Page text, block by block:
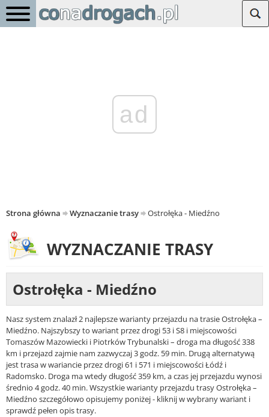
ad
Strona główna Wyznaczanie trasy Ostrołęka - Miedźno
WYZNACZANIE TRASY
Ostrołęka - Miedźno
Nasz system znalazł 2 najlepsze warianty przejazdu na trasie Ostrołęka –
Miedźno. Najszybszy to wariant przez drogi 53 i S8 i miejscowości
Tomaszów Mazowiecki i Piotrków Trybunalski – droga ma długość 338
km i przejazd zajmie nam zazwyczaj 3 godz. 59 min. Drugą alternatywą
jest trasa w wariancie przez drogi 61 i 571 i miejscowości Łódź i
Radomsko. Droga ma wtedy długość 359 km, a czas jej przejazdu wynosi
średnio 4 godz. 40 min. Wszystkie warianty przejazdu trasy Ostrołęka –
Miedźno szczegółowo opisujemy poniżej - kliknij w wybrany wariant i
sprawdź pełen opis trasy.